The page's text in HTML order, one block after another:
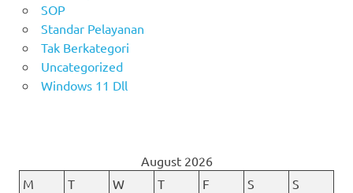
SOP
Standar Pelayanan
Tak Berkategori
Uncategorized
Windows 11 Dll
August 2026
M
T W T F S S